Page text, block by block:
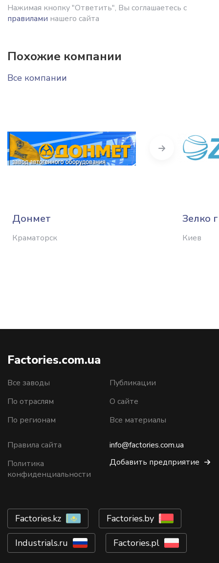
Нажимая кнопку "Ответить", Вы соглашаетесь с
правилами нашего сайта
Похожие компании
Все компании
Донмет
Краматорск
Зелко
Киев
Next
Factories.com.ua
Все заводы
По отраслям
По регионам
Публикации
О сайте
Все материалы
Правила сайта
Политика
конфиденциальности
info@factories.com.ua
Добавить предприятие
Factories.kz Factories.by
Industrials.ru Factories.pl